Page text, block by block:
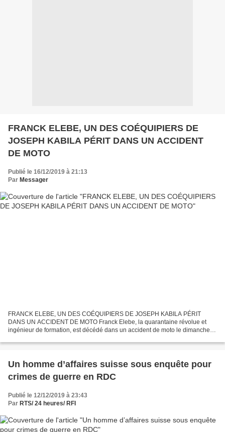
FRANCK ELEBE, UN DES COÉQUIPIERS DE
JOSEPH KABILA PÉRIT DANS UN ACCIDENT
DE MOTO
Publié le 16/12/2019 à 21:13
Par Messager
FRANCK ELEBE, UN DES COÉQUIPIERS DE JOSEPH KABILA PÉRIT
DANS UN ACCIDENT DE MOTO Franck Elebe, la quarantaine révolue et
ingénieur de formation, est décédé dans un accident de moto le dimanche
Un homme d’affaires suisse sous enquête pour
crimes de guerre en RDC
Publié le 12/12/2019 à 23:43
Par RTS/ 24 heures/ RFI